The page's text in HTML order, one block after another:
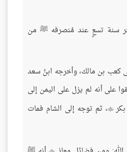
سنة تسعٍ عند مُنصرفه ﷺ من
كعب بن مالك، وأخرجه ابنُ سعد
على أنه لم يزل على اليمن إلى
، ثم توجه إلى الشام فمات